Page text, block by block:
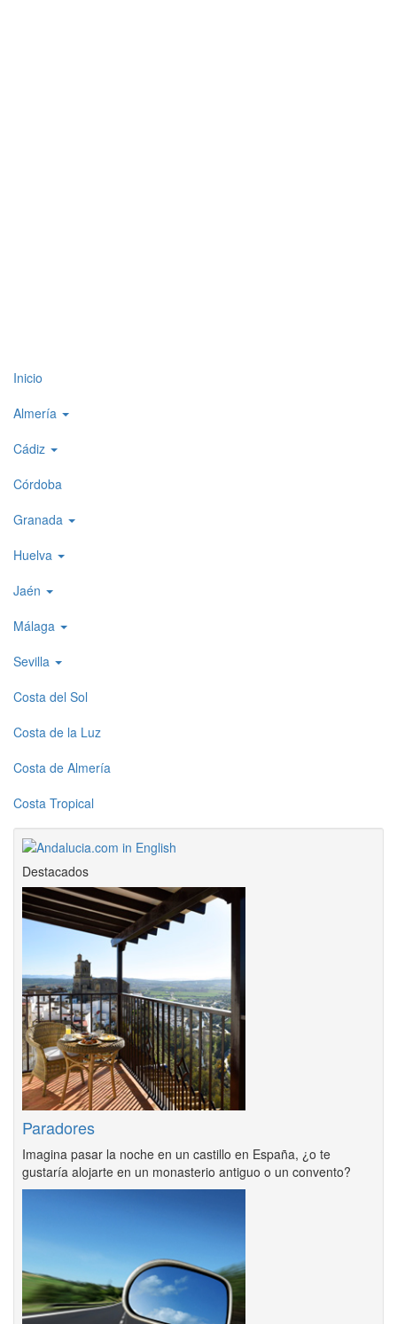
Top
level
1
Inicio
Almería
Cádiz
Córdoba
Granada
Huelva
Jaén
Málaga
Sevilla
Costa del Sol
Costa de la Luz
Costa de Almería
Costa Tropical
Destacados
Paradores
Imagina pasar la noche en un castillo en España, ¿o te
gustaría alojarte en un monasterio antiguo o un convento?